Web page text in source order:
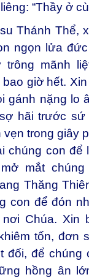
“Thầy ở
Thánh Thể,
ngọn lửa
trông mãnh
giờ hết.
gánh nặng lo
hãi trước sứ
vẹn trong giây
chúng con để
mắt
Thăng
con để đón
Chúa. Xin
tốn, đơn
đối, để chúng
hồng ân